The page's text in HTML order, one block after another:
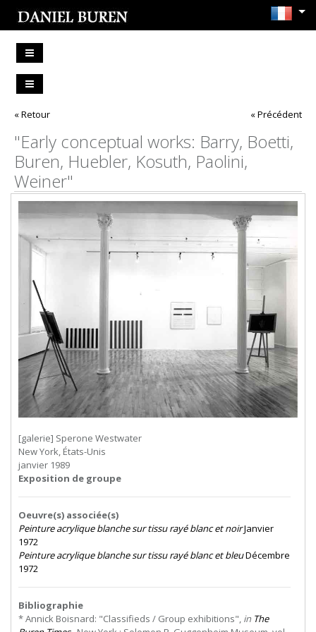
« Retour « Précédent
"Early conceptual works: Barry, Boetti,
Buren, Huebler, Kosuth, Paolini,
Weiner"
[galerie] Sperone Westwater
New York, États-Unis
janvier 1989
Exposition de groupe
Oeuvre(s) associée(s)
Peinture acrylique blanche sur tissu rayé blanc et noirJanvier
1972
Peinture acrylique blanche sur tissu rayé blanc et bleuDécembre
1972
Bibliographie
* Annick Boisnard: "Classifieds / Group exhibitions", in The